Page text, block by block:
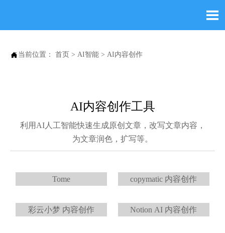

 当前位置： 首页 > AI智能 > AI内容创作
AI内容创作工具
利用AI人工智能快速生成原创文章，改写文章内容，
为文章润色，扩写等。
Tome copymatic 内容创作
彩云小梦 内容创作 Notion AI 内容创作